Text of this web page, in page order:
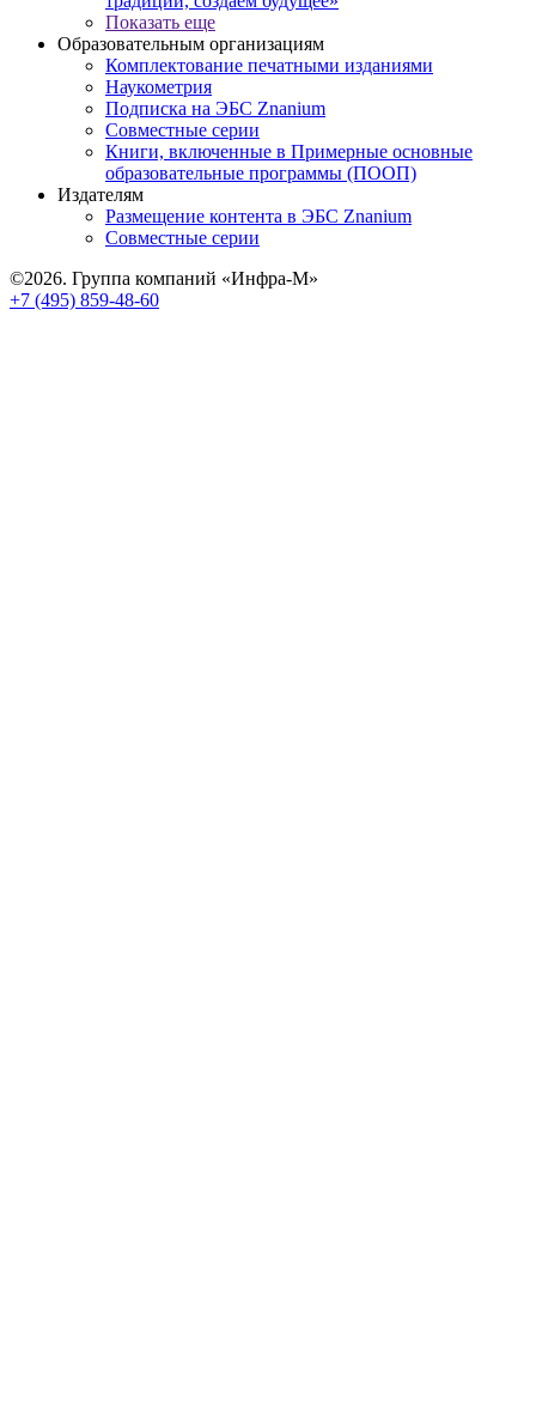
Показать еще
Образовательным организациям
Комплектование печатными изданиями
Наукометрия
Подписка на ЭБС Znanium
Совместные серии
Книги, включенные в Примерные основные
образовательные программы (ПООП)
Издателям
Размещение контента в ЭБС Znanium
Совместные серии
©2026. Группа компаний «Инфра-М»
+7 (495) 859-48-60